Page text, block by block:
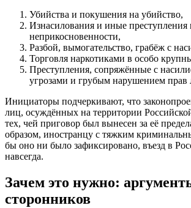
Убийства и покушения на убийство,
Изнасилования и иные преступления
неприкосновенности,
Разбой, вымогательство, грабёж с
Торговля наркотиками в особо
Преступления, сопряжённые с
угрозами и грубым нарушением прав
Инициаторы подчеркивают, что
лиц, осуждённых на территории
тех, чей приговор был вынесен за её
образом, иностранцу с тяжким
бы оно ни было зафиксировано, въезд в
навсегда.
Зачем это нужно:
сторонников